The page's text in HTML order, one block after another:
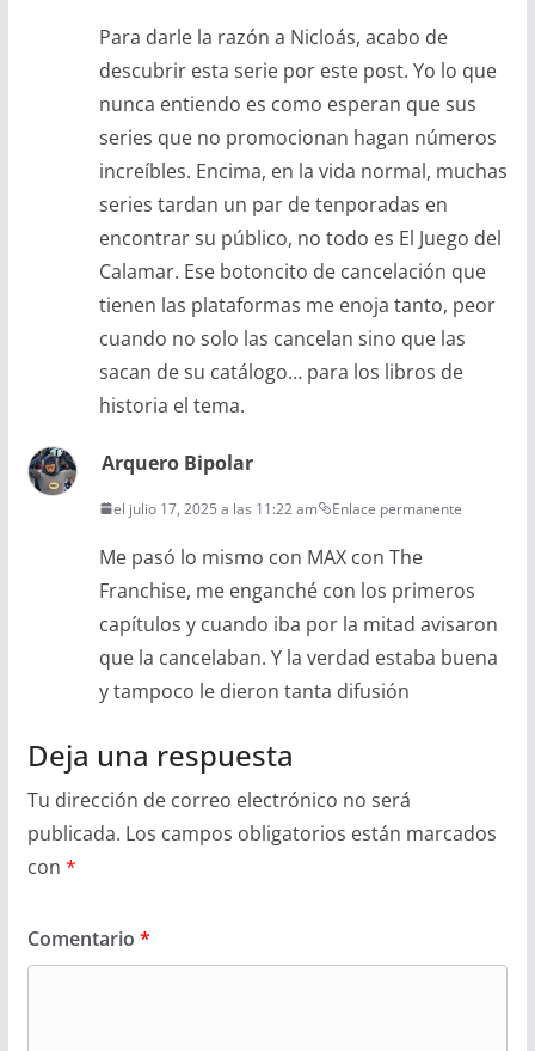
Para darle la razón a Nicloás, acabo de
descubrir esta serie por este post. Yo lo que
nunca entiendo es como esperan que sus
series que no promocionan hagan números
increíbles. Encima, en la vida normal, muchas
series tardan un par de tenporadas en
encontrar su público, no todo es El Juego del
Calamar. Ese botoncito de cancelación que
tienen las plataformas me enoja tanto, peor
cuando no solo las cancelan sino que las
sacan de su catálogo… para los libros de
historia el tema.
Arquero Bipolar
el julio 17, 2025 a las 11:22 am Enlace permanente
Me pasó lo mismo con MAX con The
Franchise, me enganché con los primeros
capítulos y cuando iba por la mitad avisaron
que la cancelaban. Y la verdad estaba buena
y tampoco le dieron tanta difusión
Deja una respuesta
Tu dirección de correo electrónico no será
publicada. Los campos obligatorios están marcados
con *
Comentario *